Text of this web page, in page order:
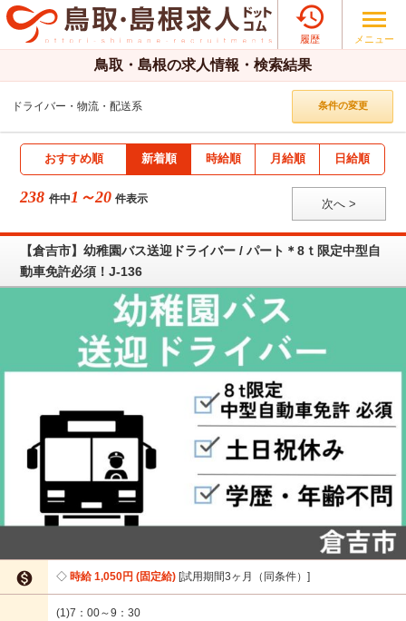

履歴 メニュー
鳥取・島根の求人情報・検索結果
ドライバー・物流・配送系 条件の変更
おすすめ順 新着順 時給順 月給順 日給順
238 件中 1～20 件表示 次へ >
【倉吉市】幼稚園バス送迎ドライバー / パート＊8ｔ限定中型自
動車免許必須！J-136
 時給 1,050円 (固定給) 試用期間3ヶ月（同条件）
(1)7：00～9：30